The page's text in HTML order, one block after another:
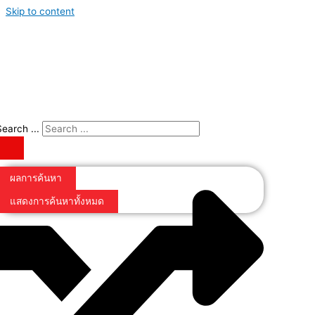
Skip to content
...
ผลการค้นหา
แสดงการค้นหาทั้งหมด